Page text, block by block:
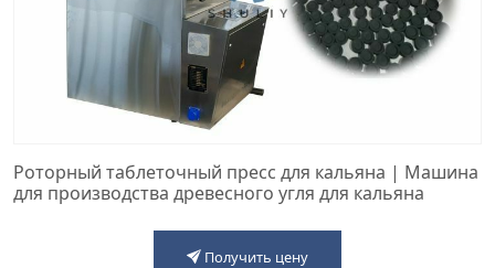
Роторный таблеточный пресс для кальяна | Машина
для производства древесного угля для кальяна
Получить цену